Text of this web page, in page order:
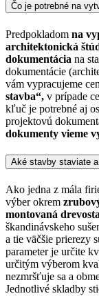
Čo je potrebné na
Predpokladom na
architektonická
dokumentácia na
dokumentácie
vám vypracujeme
stavba“, v prípade
kľuč je potrebné aj
projektovú
dokumenty vieme
Aké stavby staviate
Ako jedna z mála
výber okrem
montovaná
škandinávskeho
a tie väčšie prierezy
parameter je určite
určitým výberom
nezmršťuje sa a
Jednotlivé skladby